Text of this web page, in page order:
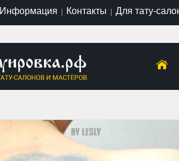
Информация | Контакты | Для тату-